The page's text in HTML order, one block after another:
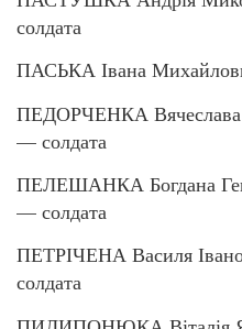
солдата
ПАСЬКА Івана
ПЕДОРЧЕНКА Вячеслава
— солдата
ПЕЛЕШАНКА Богдана
— солдата
ПЕТРІЧЕНА Василя
солдата